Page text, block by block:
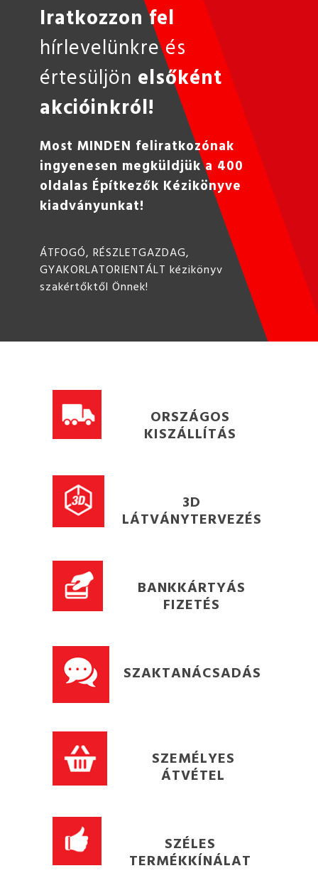
Iratkozzon fel
hírlevelünkre és
értesüljön elsőként
akcióinkról!
Most MINDEN feliratkozónak
ingyenesen megküldjük a 400
oldalas Építkezők Kézikönyve
kiadványunkat!
ÁTFOGÓ, RÉSZLETGAZDAG,
GYAKORLATORIENTÁLT kézikönyv
szakértőktől Önnek!
ORSZÁGOS
KISZÁLLÍTÁS
3D
LÁTVÁNYTERVEZÉS
BANKKÁRTYÁS
FIZETÉS
SZAKTANÁCSADÁS
SZEMÉLYES
ÁTVÉTEL
SZÉLES
TERMÉKKÍNÁLAT